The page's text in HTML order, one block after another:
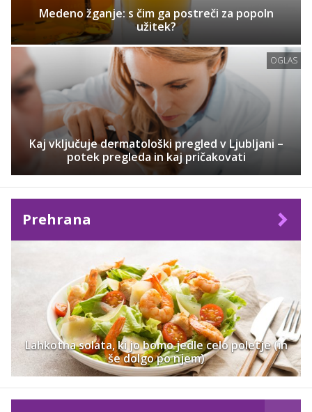
Medeno žganje: s čim ga postreči za popoln
užitek?
OGLAS
Kaj vključuje dermatološki pregled v Ljubljani –
potek pregleda in kaj pričakovati
Prehrana
Lahkotna solata, ki jo bomo jedle celo poletje (in
še dolgo po njem)